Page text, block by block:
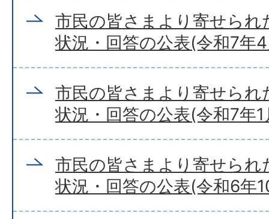
市民の皆さまより寄せられ
状況・回答の公表(令和7年
市民の皆さまより寄せられ
状況・回答の公表(令和7年
市民の皆さまより寄せられ
状況・回答の公表(令和6年